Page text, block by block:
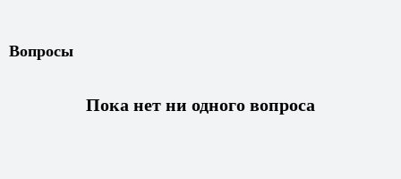
Вопросы
Пока нет ни одного вопроса